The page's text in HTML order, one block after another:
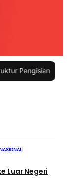
Daya
NASIONAL
Luar Negeri